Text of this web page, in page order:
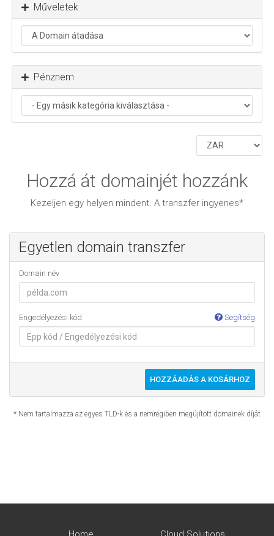
Műveletek
Pénznem
Hozzá át domainjét hozzánk
Kezeljen egy helyen mindent. A transzfer ingyenes*
Egyetlen domain transzfer
Domain név
Engedélyezési kód Segítség
HOZZÁADÁS A KOSÁRHOZ
* Nem tartalmazza az egyes TLD-k és a nemrégiben megújított domainek díját